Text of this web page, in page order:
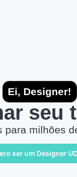
Ei, Designer!
seu
para milhões
ser um Designer